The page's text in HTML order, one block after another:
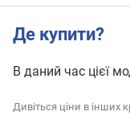
Де купити?
В даний час цієї
Дивіться ціни в інших